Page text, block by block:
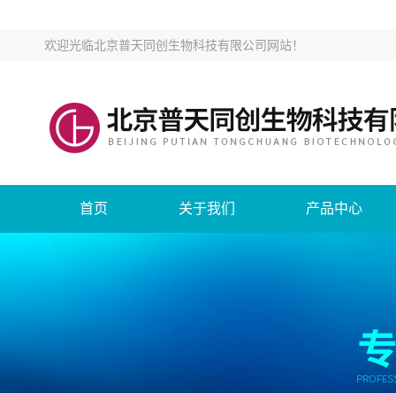
欢迎光临北京普天同创生物科技有限公司网站！
首页 关于我们 产品中心